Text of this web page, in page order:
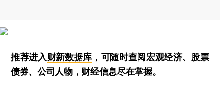
推荐进入财新数据库 ，可随时查阅宏观经济、股票
债券、公司人物，财经信息尽在掌握。